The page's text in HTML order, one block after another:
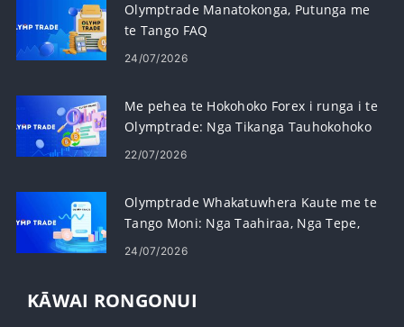
Olymptrade Manatokonga, Putunga me
te Tango FAQ
24/07/2026
Me pehea te Hokohoko Forex i runga i te
Olymptrade: Nga Tikanga Tauhokohoko
Paerewa
22/07/2026
Olymptrade Whakatuwhera Kaute me te
Tango Moni: Nga Taahiraa, Nga Tepe,
me te Waa
24/07/2026
KĀWAI RONGONUI